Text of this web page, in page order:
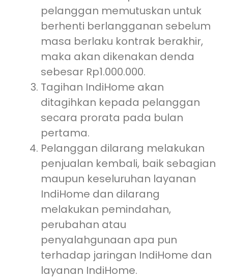
pelanggan memutuskan untuk
berhenti berlangganan sebelum
masa berlaku kontrak berakhir,
maka akan dikenakan denda
sebesar Rp1.000.000.
Tagihan IndiHome akan
ditagihkan kepada pelanggan
secara prorata pada bulan
pertama.
Pelanggan dilarang melakukan
penjualan kembali, baik sebagian
maupun keseluruhan layanan
IndiHome dan dilarang
melakukan pemindahan,
perubahan atau
penyalahgunaan apa pun
terhadap jaringan IndiHome dan
layanan IndiHome.